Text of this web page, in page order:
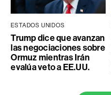
ESTADOS UNIDOS
Trump dice que avanzan
las negociaciones sobre
Ormuz mientras Irán
evalúa veto a EE.UU.